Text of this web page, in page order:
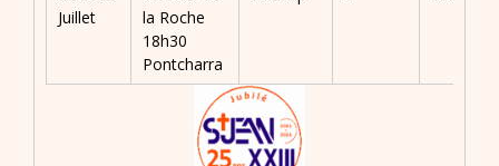
Juillet
la Roche
18h30
Pontcharra